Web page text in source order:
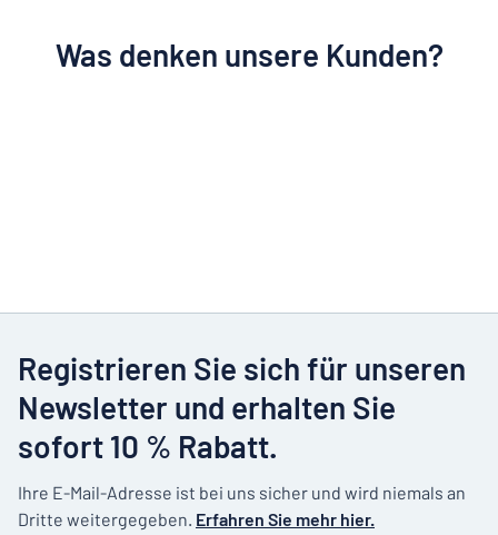
Was denken unsere Kunden?
Registrieren Sie sich für unseren
Newsletter und erhalten Sie
sofort 10 % Rabatt.
Ihre E-Mail-Adresse ist bei uns sicher und wird niemals an
Dritte weitergegeben. Erfahren Sie mehr hier.